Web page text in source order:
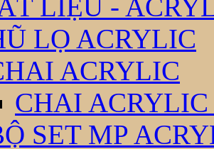
LIỆU -
LỌ ACRYLIC
ACRYLIC
CHAI ACRYLIC
SET MP